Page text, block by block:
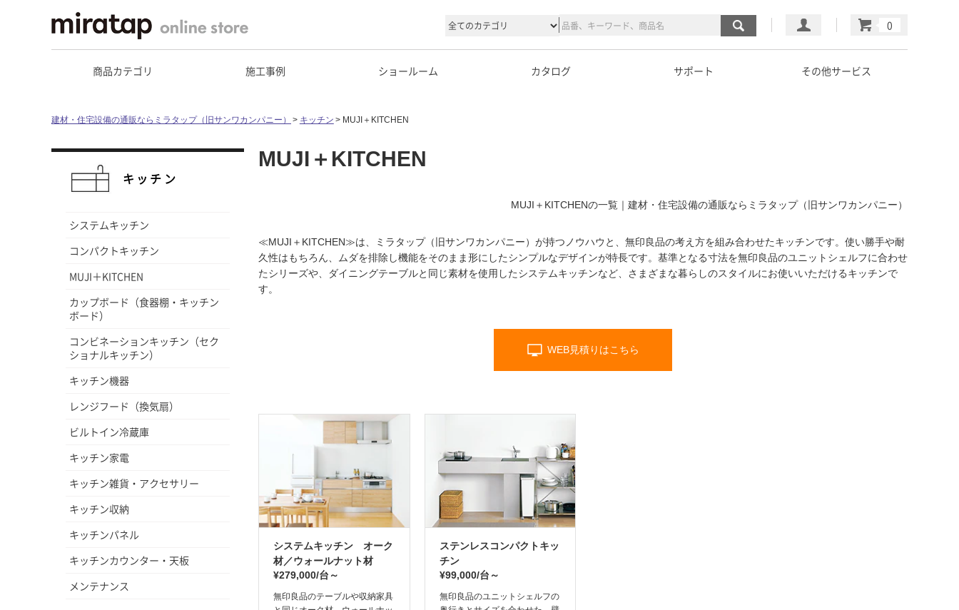
マイページ
カート
商品カテゴリ 施工事例 ショールーム カタログ サポート その他サービス
建材・住宅設備の通販ならミラタップ（旧サンワカンパニー） キッチン MUJI＋KITCHEN
MUJI＋KITCHEN
MUJI＋KITCHENの一覧｜建材・住宅設備の通販ならミラタップ（旧サンワカンパニー）
≪MUJI＋KITCHEN≫は、ミラタップ（旧サンワカンパニー）が持つノウハウと、無印良品の考え方を組み合わせたキッチンです。使い勝手や耐
久性はもちろん、ムダを排除し機能をそのまま形にしたシンプルなデザインが特長です。基準となる寸法を無印良品のユニットシェルフに合わせ
たシリーズや、ダイニングテーブルと同じ素材を使用したシステムキッチンなど、さまざまな暮らしのスタイルにお使いいただけるキッチンで
す。
WEB見積りはこちら
システムキッチン オーク
材／ウォールナット材
¥279,000/台～
無印良品のテーブルや収納家具
ステンレスコンパクトキッ
チン
¥99,000/台～
無印良品のユニットシェルフの
キッチン
システムキッチン
コンパクトキッチン
MUJI＋KITCHEN
カップボード（食器棚・キッチン
ボード）
コンビネーションキッチン（セク
ショナルキッチン）
キッチン機器
レンジフード（換気扇）
ビルトイン冷蔵庫
キッチン家電
キッチン雑貨・アクセサリー
キッチン収納
キッチンパネル
キッチンカウンター・天板
メンテナンス